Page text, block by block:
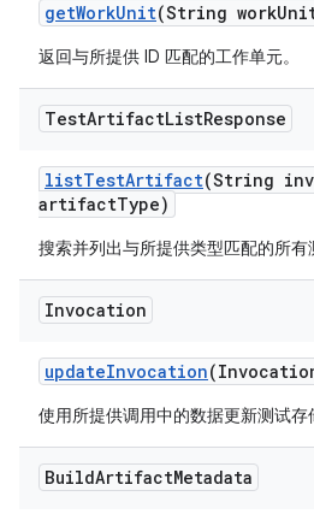
getWorkUnit(String work
返回与所提供 ID 匹配的工作单元。
TestArtifactListResponse
listTestArtifact(String
artifactType)
搜索并列出与所提供类型匹配的所有
Invocation
updateInvocation
使用所提供调用中的数据更新测试存
BuildArtifactMetadata